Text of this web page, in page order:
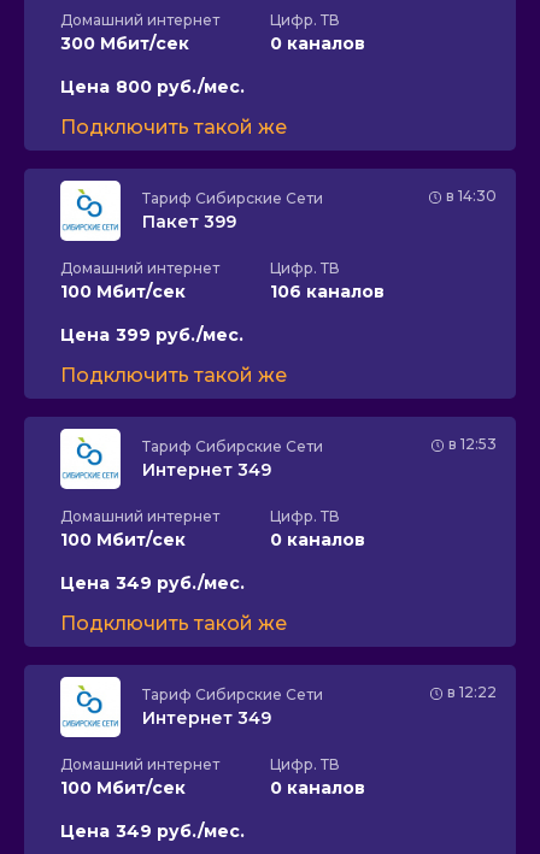
Домашний интернет
300 Мбит/сек
Цифр. ТВ
0 каналов
Цена 800 руб./мес.
Подключить такой же
в 14:30
Тариф Сибирские Сети
Пакет 399
Домашний интернет
100 Мбит/сек
Цифр. ТВ
106 каналов
Цена 399 руб./мес.
Подключить такой же
в 12:53
Тариф Сибирские Сети
Интернет 349
Домашний интернет
100 Мбит/сек
Цифр. ТВ
0 каналов
Цена 349 руб./мес.
Подключить такой же
в 12:22
Тариф Сибирские Сети
Интернет 349
Домашний интернет
100 Мбит/сек
Цифр. ТВ
0 каналов
Цена 349 руб./мес.